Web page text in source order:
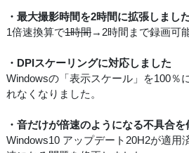
・最大撮影時間を2時間に拡張しまし
1倍速換算で1時間→2時間まで録画可
・DPIスケーリングに対応しました
Windowsの「表示スケール」を100％
れなくなりました。
・音だけが倍速のようになる不具合
Windows10 アップデート20H2が適用